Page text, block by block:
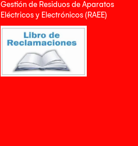
Gestión de Residuos de Aparatos
Eléctricos y Electrónicos (RAEE)